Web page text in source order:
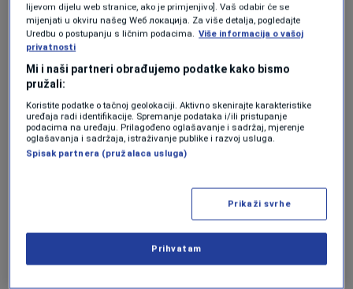
na oko 1.300 lokacija širom regije,
zapošljavajući oko 11.000 ljudi.
“Naše misli su sa partnerima koji će nas
napustiti, i želimo im se zahvaliti na
njihovom doprinosu”, rekao je
glasnogovornik Starbucksa u izjavi,
dodajući da kompanija “ostaje posvećena
bliskoj saradnji sa Alshayom kako bi
ostvarila dugoročne rezultate i rast u ovoj
važnoj regiji.”
lijevom dijelu web stranice, ako je primjenjivo]. Vaš odabir će se
mijenjati u okviru našeg Wеб локација. Za više detalja, pogledajte
Uredbu o postupanju s ličnim podacima. Više informacija o vašoj
privatnosti
Mi i naši partneri obrađujemo podatke kako bismo
pružali:
Koristite podatke o tačnoj geolokaciji. Aktivno skenirajte karakteristike
uređaja radi identifikacije. Spremanje podataka i/ili pristupanje
podacima na uređaju. Prilagođeno oglašavanje i sadržaj, mjerenje
oglašavanja i sadržaja, istraživanje publike i razvoj usluga.
Spisak partnera (pružalaca usluga)
Prikaži svrhe
Prihvatam